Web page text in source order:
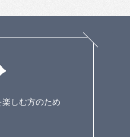
しむ方のため